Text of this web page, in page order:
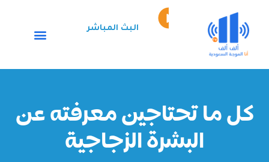
المحتوى
Episode
play
البث المباشر
كل ما تحتاجين معرفته عن
البشرة الزجاجية